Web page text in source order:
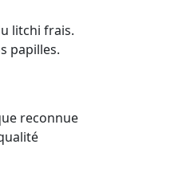
litchi frais.
papilles.
reconnue